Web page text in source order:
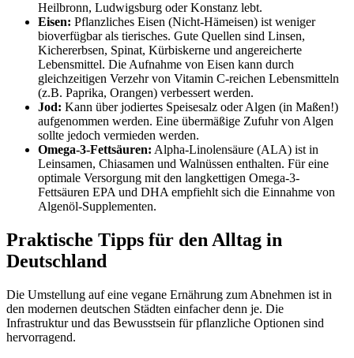
Heilbronn, Ludwigsburg oder Konstanz lebt.
Eisen: Pflanzliches Eisen (Nicht-Hämeisen) ist weniger
bioverfügbar als tierisches. Gute Quellen sind Linsen,
Kichererbsen, Spinat, Kürbiskerne und angereicherte
Lebensmittel. Die Aufnahme von Eisen kann durch
gleichzeitigen Verzehr von Vitamin C-reichen Lebensmitteln
(z.B. Paprika, Orangen) verbessert werden.
Jod: Kann über jodiertes Speisesalz oder Algen (in Maßen!)
aufgenommen werden. Eine übermäßige Zufuhr von Algen
sollte jedoch vermieden werden.
Omega-3-Fettsäuren: Alpha-Linolensäure (ALA) ist in
Leinsamen, Chiasamen und Walnüssen enthalten. Für eine
optimale Versorgung mit den langkettigen Omega-3-
Fettsäuren EPA und DHA empfiehlt sich die Einnahme von
Algenöl-Supplementen.
Praktische Tipps für den Alltag in
Deutschland
Die Umstellung auf eine vegane Ernährung zum Abnehmen ist in
den modernen deutschen Städten einfacher denn je. Die
Infrastruktur und das Bewusstsein für pflanzliche Optionen sind
hervorragend.